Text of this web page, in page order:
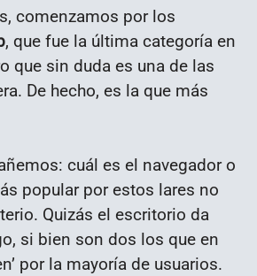
comenzamos por los
, que fue la última categoría en
que sin duda es una de las
De hecho, es la que más
cuál es el navegador o
popular por estos lares no
Quizás el escritorio da
si bien son dos los que en
por la mayoría de usuarios.